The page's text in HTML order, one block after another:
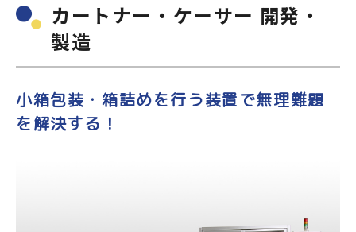
カートナー・ケーサー 開発・
製造
小箱包装・箱詰めを行う装置で無理難題
を解決する！